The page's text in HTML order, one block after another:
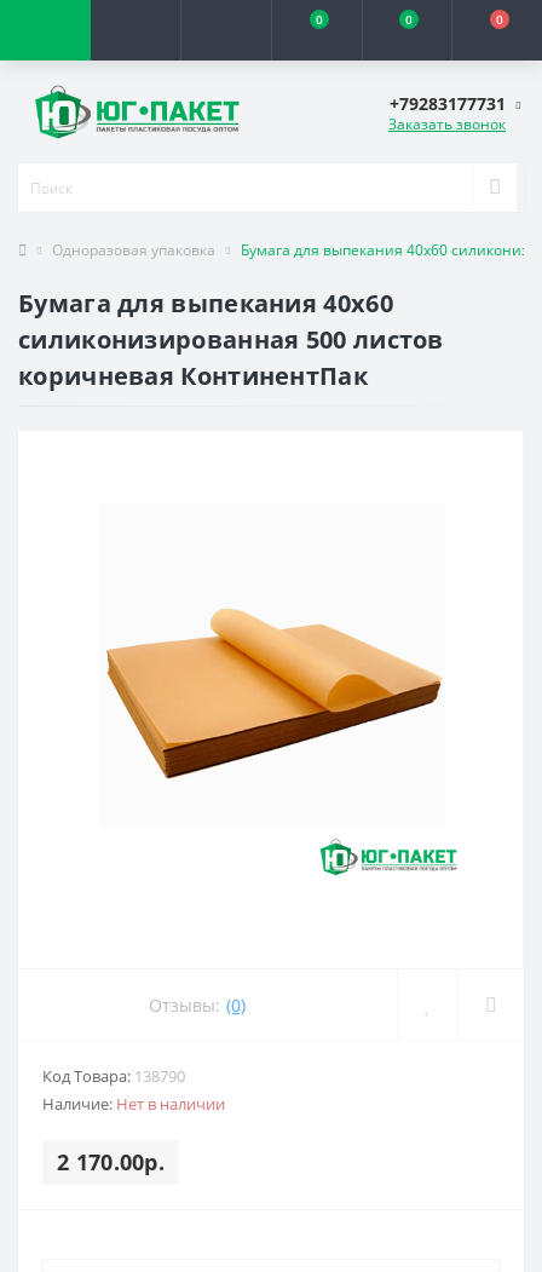
0 0 0
+79283177731
Заказать звонок
Одноразовая упаковка Бумага для выпекания 40х60
Бумага для выпекания 40х60
силиконизированная 500 листов
коричневая КонтинентПак
Отзывы: (0)
Код Товара: 138790
Наличие: Нет в наличии
2 170.00р.